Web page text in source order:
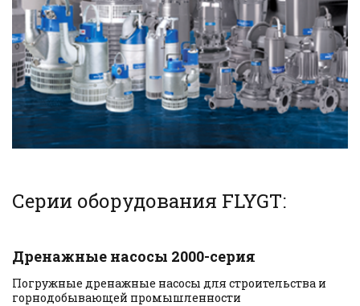
Серии оборудования FLYGT:
Дренажные насосы 2000-серия
Погружные дренажные насосы для строительства и
горнодобывающей промышленности